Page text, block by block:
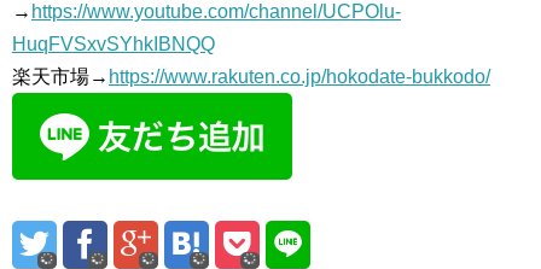
→ https://www.youtube.com/channel/UCPOlu-
HuqFVSxvSYhkIBNQQ
楽天市場→ https://www.rakuten.co.jp/hokodate-bukkodo/